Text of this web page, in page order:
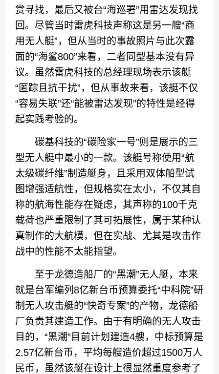
赏寻找，最后又被台“海巡署”用雷达发现找
回。尽管当时雷虎科技声称这是另一艘“商
用无人艇”，但从当时的事故照片与此次露
面的“海鲨800”来看，二者同型基本没有异
议。虽然雷虎科技的总经理现场表示该艇
“匿踪且抗干扰”，但从事故来看，该艇不仅
“容易失联”还“能被雷达发现”的特性是经得
起实践考验的。
碳基科技的“碳险家一号”则是展示的三
型无人艇中最小的一款。该艇号称使用“航
太级碳纤维”制造艇身，且采用双体船型试
图增强适航性，但规格实在太小，不仅其自
称的航海性能存在疑虑，其声称的100千克
载荷也严重限制了其可拓展性，属于某种认
真制作的大航模，但在实战、尤其是攻击作
战中的性能不太能指望。
至于龙德造船厂的“黑潮”无人艇，本来
就是台军编列8亿新台币预算委托“中科院”研
制无人攻击艇的“快奇专案”的产物，龙德船
厂负责其建造工作。由于有明确的无人攻击
目的，“黑潮”目前计划建造4艘，中标预算是
2.57亿新台币，平均每艘造价超过1500万人
民币，虽然该艇在设计上很显然重度参考了